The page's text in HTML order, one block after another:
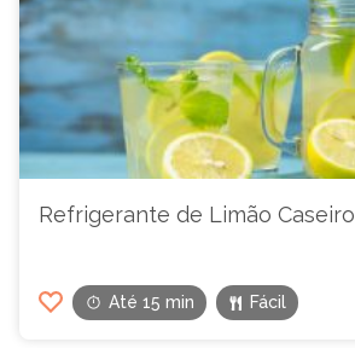
Refrigerante de Limão Caseiro
Até 15 min Fácil